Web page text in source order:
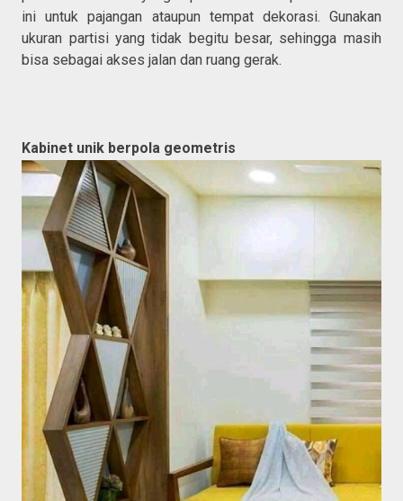
ini untuk pajangan ataupun tempat dekorasi. Gunakan
ukuran partisi yang tidak begitu besar, sehingga masih
bisa sebagai akses jalan dan ruang gerak.
Kabinet unik berpola geometris